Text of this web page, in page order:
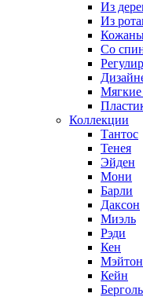
Из
Из
Со
Мягкие
Коллекции
Тантос
Тенея
Эйден
Мони
Барли
Даксон
Миэль
Рэди
Кен
Мэйтон
Кейн